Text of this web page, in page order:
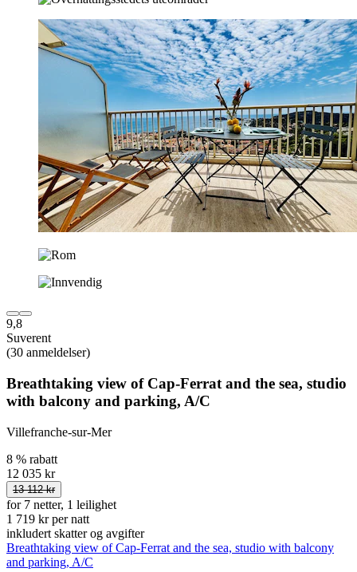
9,8
Suverent
(30 anmeldelser)
Breathtaking view of Cap-Ferrat and the sea, studio
with balcony and parking, A/C
Villefranche-sur-Mer
8 % rabatt
12 035 kr
13 112 kr
for 7 netter, 1 leilighet
1 719 kr per natt
inkludert skatter og avgifter
Breathtaking view of Cap-Ferrat and the sea, studio with balcony
and parking, A/C